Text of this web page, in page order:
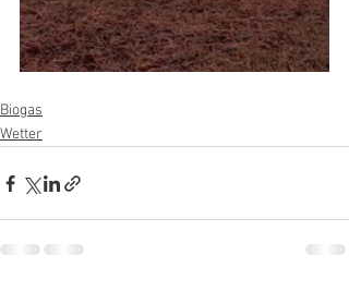
Biogas
Wetter